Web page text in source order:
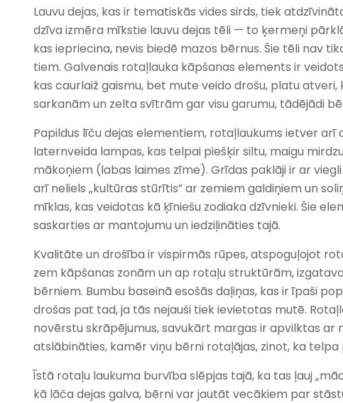
Lauvu dejas, kas ir tematiskās vides sirds, tiek
dzīva izmēra mīkstie lauvu dejas tēli — to ķermeņi
kas iepriecina, nevis biedē mazos bērnus. Šie tēli nav
tiem. Galvenais rotaļlauka kāpšanas elements ir
kas caurlaiž gaismu, bet mute veido drošu, platu
sarkanām un zelta svītrām gar visu garumu, tādējādi
Papildus līču dejas elementiem, rotaļlaukums ietver
laternveida lampas, kas telpai piešķir siltu, maigu
mākoņiem (labas laimes zīme). Grīdas paklāji ir ar
arī neliels „kultūras stūrītis” ar zemiem galdiņiem un
mīklas, kas veidotas kā ķīniešu zodiaka dzīvnieki. Šie
saskarties ar mantojumu un iedziļināties tajā.
Kvalitāte un drošība ir vispirmās rūpes, atspoguļojot
zem kāpšanas zonām un ap rotaļu struktūrām,
bērniem. Bumbu baseinā esošās daļiņas, kas ir īpaši
drošas pat tad, ja tās nejauši tiek ievietotas mutē.
novērstu skrāpējumus, savukārt margas ir apvilktas
atslābināties, kamēr viņu bērni rotaļājas, zinot, ka
Īstā rotaļu laukuma burvība slēpjas tajā, ka tas ļauj
kā lāča dejas galva, bērni var jautāt vecākiem par